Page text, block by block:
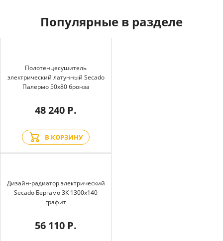
Популярные в разделе
Полотенцесушитель
электрический латунный Secado
Палермо 50x80 бронза
48 240 Р.
В КОРЗИНУ
Дизайн-радиатор электрический
Secado Бергамо 3К 1300x140
графит
56 110 Р.